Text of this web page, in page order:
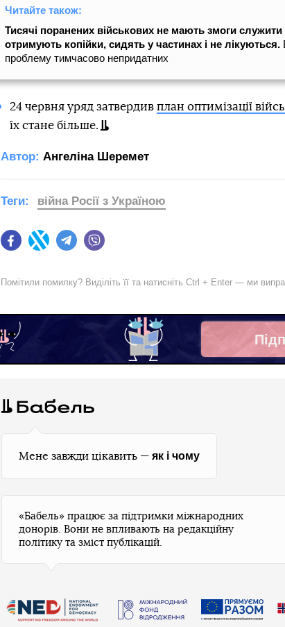
Читайте також:
Тисячі поранених військових не мають змоги служити
отримують копійки, сидять у частинах і не лікуються.
проблему тимчасово непридатних
24 червня уряд затвердив план оптимізації
їх стане більше.
Автор: Ангеліна Шеремет
FacebookTwitter Telegram
Теги: війна Росії з Україною
Помітили помилку? Виділіть її та натисніть Ctrl + Enter — ми
Мене завжди цікавить — як і чому
«Бабель» працює за підтримки міжнародних
донорів. Вони не впливають на редакційну
політику та зміст публікацій.